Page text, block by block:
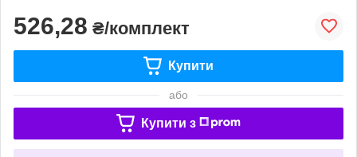
526,28 ₴/комплект
Купити
або
Купити з